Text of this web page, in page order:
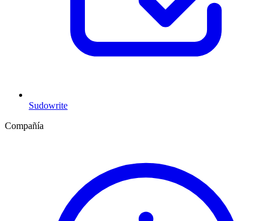
Sudowrite
Compañía